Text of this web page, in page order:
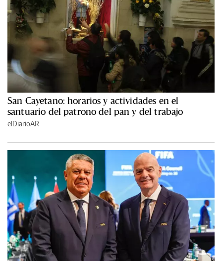
San Cayetano: horarios y actividades en el
santuario del patrono del pan y del trabajo
elDiarioAR